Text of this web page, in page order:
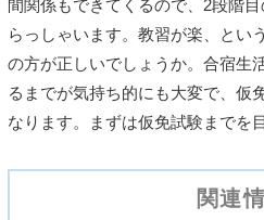
間関係もできてくるので、2段階
らっしゃいます。教習が楽、とい
の方が正しいでしょうか。合宿生
るまでが気持ち的にも大変で、仮
なります。まずは仮免試験までを
関連